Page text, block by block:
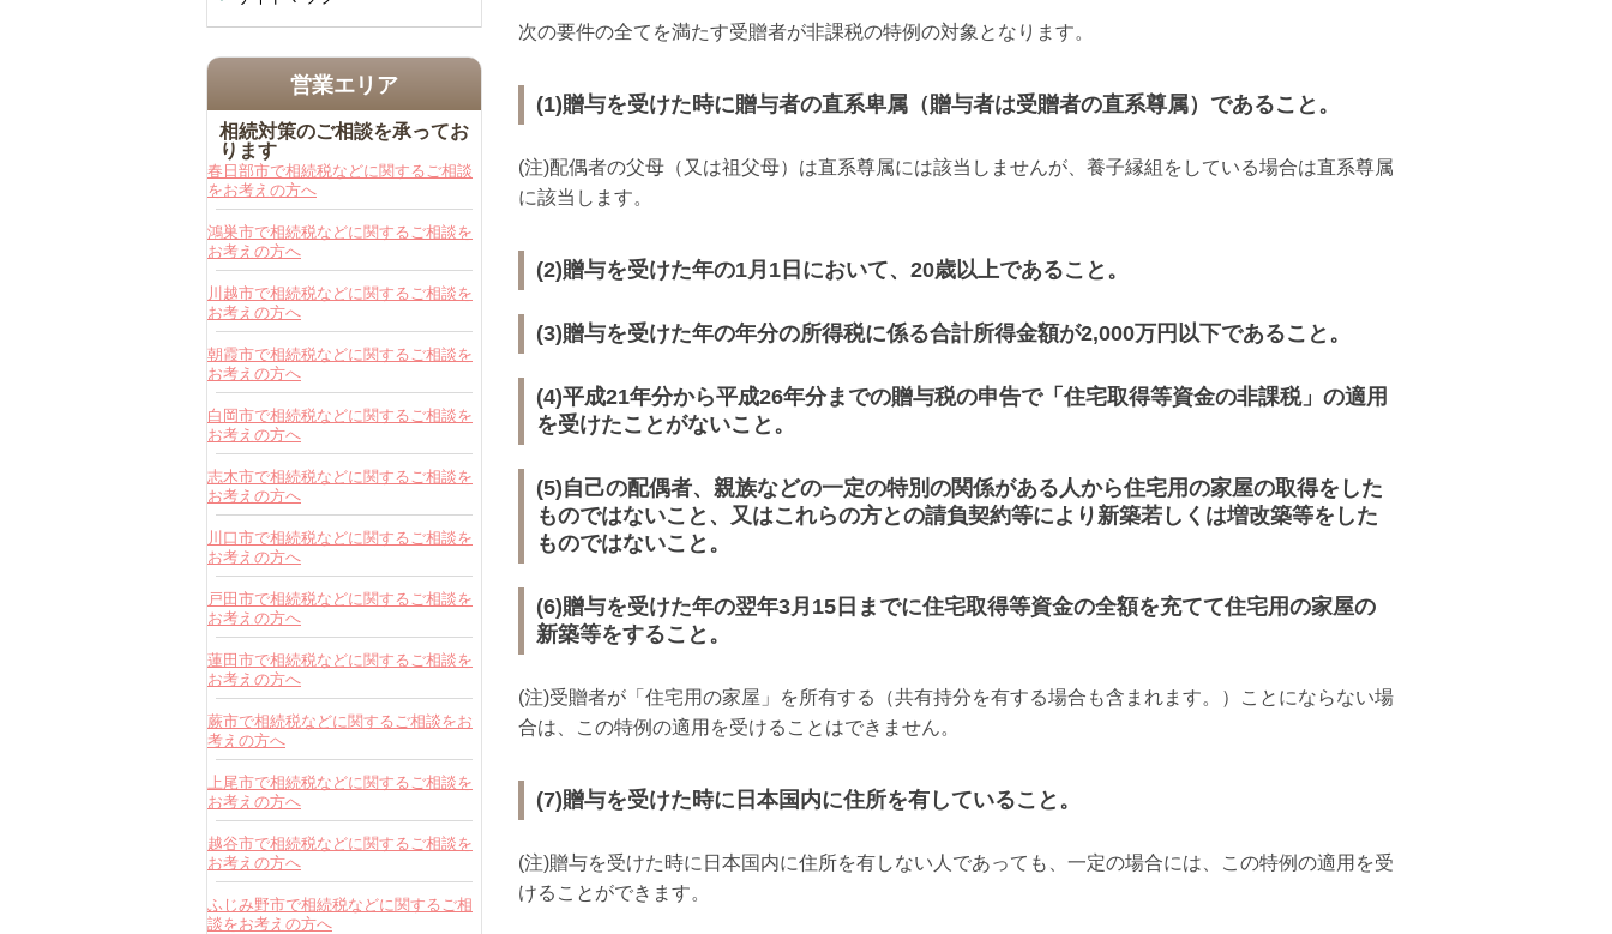
次の要件の全てを満たす受贈者が非課税の特例の対象となります。
(1)贈与を受けた時に贈与者の直系卑属（贈与者は受贈者の直系尊属）であること。
(注)配偶者の父母（又は祖父母）は直系尊属には該当しませんが、養子縁組をしている場合は直系尊属
に該当します。
(2)贈与を受けた年の1月 1 日において、 20歳以上であること。
(3)贈与を受けた年の年分の所得税に係る合計所得金額が2,000万円以下であること。
(4)平成21年分から平成26年分までの贈与税の申告で「住宅取得等資金の非課税」の適用
を受けたことがないこと。
(5)自己の配偶者、親族などの一定の特別の関係がある人から住宅用の家屋の取得をした
ものではないこと、又はこれらの方との請負契約等により新築若しくは増改築等をした
ものではないこと。
(6)贈与を受けた年の翌年3月 15 日までに住宅取得等資金の全額を充てて住宅用の家屋の
新築等をすること。
(注)受贈者が「住宅用の家屋」を所有する（共有持分を有する場合も含まれます。）ことにならない場
合は、この特例の適用を受けることはできません。
(7)贈与を受けた時に日本国内に住所を有していること。
(注)贈与を受けた時に日本国内に住所を有しない人であっても、一定の場合には、この特例の適用を受
けることができます。
営業エリア
相続対策のご相談を承ってお
ります
春日部市で相続税などに関するご相談
をお考えの方へ
鴻巣市で相続税などに関するご相談を
お考えの方へ
川越市で相続税などに関するご相談を
お考えの方へ
朝霞市で相続税などに関するご相談を
お考えの方へ
白岡市で相続税などに関するご相談を
お考えの方へ
志木市で相続税などに関するご相談を
お考えの方へ
川口市で相続税などに関するご相談を
お考えの方へ
戸田市で相続税などに関するご相談を
お考えの方へ
蓮田市で相続税などに関するご相談を
お考えの方へ
蕨市で相続税などに関するご相談をお
考えの方へ
上尾市で相続税などに関するご相談を
お考えの方へ
越谷市で相続税などに関するご相談を
お考えの方へ
ふじみ野市で相続税などに関するご相
談をお考えの方へ